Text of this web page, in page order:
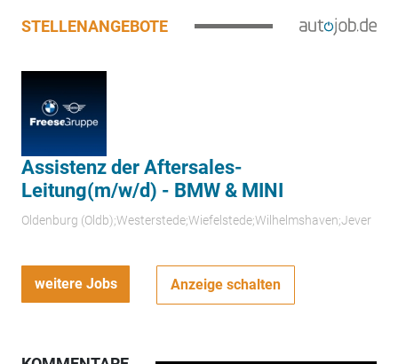
STELLENANGEBOTE
Assistenz der Aftersales-
Leitung(m/w/d) - BMW & MINI
Oldenburg (Oldb);Westerstede;Wiefelstede;Wilhelmshaven;Jever
weitere Jobs Anzeige schalten